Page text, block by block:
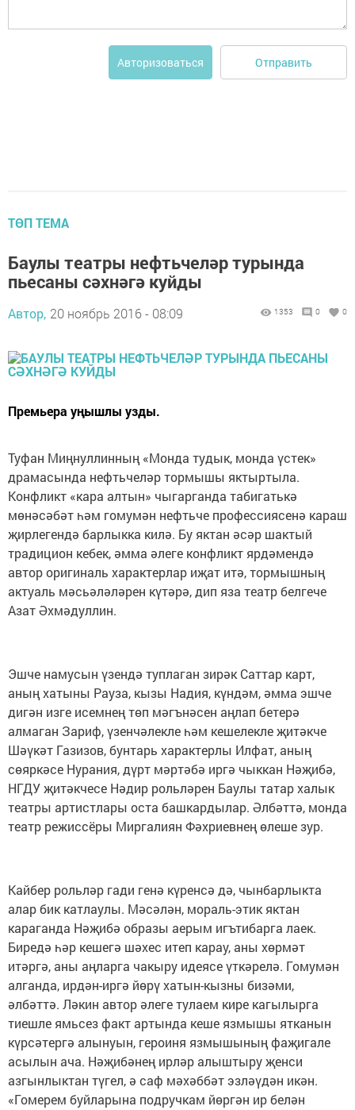
Авторизоваться Отправить
ТӨП ТЕМА
Баулы театры нефтьчеләр турында
пьесаны сәхнәгә куйды
Автор, 20 ноябрь 2016 - 08:09 1353 0 0
Премьера уңышлы узды.
Туфан Миңнуллинның «Монда тудык, монда үстек»
драмасында нефтьчеләр тормышы яктыртыла.
Конфликт «кара алтын» чыгарганда табигатькә
мөнәсәбәт һәм гомумән нефтьче профессиясенә караш
җирлегендә барлыкка килә. Бу яктан әсәр шактый
традицион кебек, әмма әлеге конфликт ярдәмендә
автор оригиналь характерлар иҗат итә, тормышның
актуаль мәсьәләләрен күтәрә, дип яза театр белгече
Азат Әхмәдуллин.
Эшче намусын үзендә туплаган зирәк Саттар карт,
аның хатыны Рауза, кызы Надия, күндәм, әмма эшче
дигән изге исемнең төп мәгънәсен аңлап бетерә
алмаган Зариф, үзенчәлекле һәм кешелекле җитәкче
Шәүкәт Газизов, бунтарь характерлы Илфат, аның
сѳяркәсе Нурания, дүрт мәртәбә иргә чыккан Нәҗибә,
НГДУ җитәкчесе Нәдир рольләрен Баулы татар халык
театры артистлары оста башкардылар. Әлбәттә, монда
театр режиссёры Миргалиян Фәхриевнең ѳлеше зур.
Кайбер рольләр гади генә күренсә дә, чынбарлыкта
алар бик катлаулы. Мәсәлән, мораль-этик яктан
караганда Нәҗибә образы аерым игътибарга лаек.
Биредә һәр кешегә шәхес итеп карау, аны хөрмәт
итәргә, аны аңларга чакыру идеясе үткәрелә. Гомумән
алганда, ирдән-иргә йөрү хатын-кызны бизәми,
әлбәттә. Ләкин автор әлеге тулаем кире кагылырга
тиешле ямьсез факт артында кеше язмышы ятканын
күрсәтергә алынуын, героиня язмышының фаҗигале
асылын ача. Нәҗибәнең ирләр алыштыру җенси
азгынлыктан түгел, ә саф мәхәббәт эзләүдән икән.
«Гомерем буйларына подручкам йөргән ир белән